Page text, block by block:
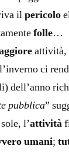
ilpericolo
folle…
attività,
ci
dell’anno
pubblica”
l’attività
umani;